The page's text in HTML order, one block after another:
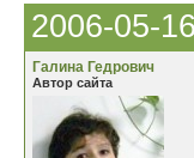
2006-05-
Галина Гедрович
Автор сайта